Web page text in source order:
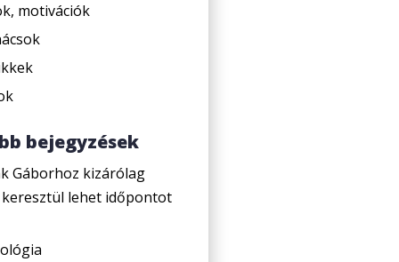
motivációk
bejegyzések
Gáborhoz kizárólag
lehet időpontot